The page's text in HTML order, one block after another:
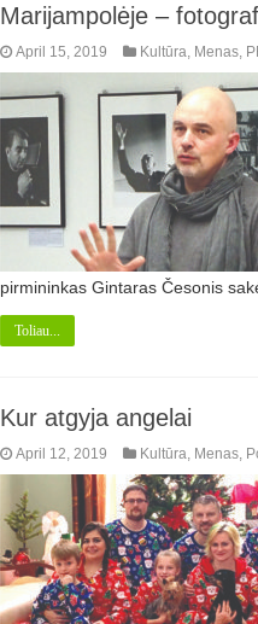
Marijampolėje –
April 15, 2019 Kultūra Menas,
pirmininkas Gintaras Česonis
Toliau...
Kur atgyja angelai
April 12, 2019 Kultūra Menas,